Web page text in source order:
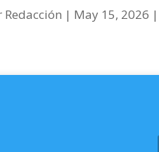
Redacción May 15, 2026